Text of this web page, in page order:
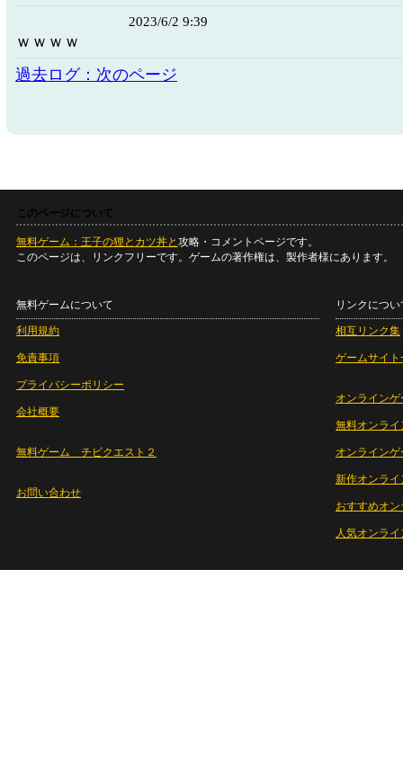
2023/6/2 9:39
ｗｗｗｗ
過去ログ：次のページ
このページについて
無料ゲーム：王子の狸とカツ丼と 攻略・コメントページです。
このページは、リンクフリーです。ゲームの著作権は、製作者様にあります。
無料ゲームについて
利用規約
免責事項
プライバシーポリシー
会社概要
無料ゲーム チビクエスト２
お問い合わせ
リンクについ
相互リンク集
ゲームサイト
オンラインゲ
無料オンライ
オンライン
新作オンライ
おすすめオ
人気オンラ